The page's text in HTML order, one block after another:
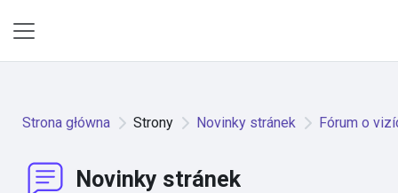
Strona główna Strony Novinky stránek Fórum o
Novinky stránek